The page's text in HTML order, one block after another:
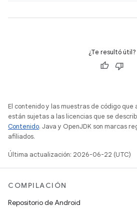
¿Te resultó útil?
El contenido y las muestras de código
están sujetas a las licencias que se
Contenido. Java y OpenJDK son marcas
afiliados.
Última actualización: 2026-06-22 (UTC)
COMPILACIÓN
Repositorio de Android